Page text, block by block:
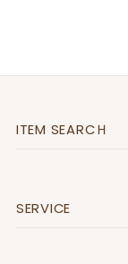
ITEM SEARCＨ
SERVICE